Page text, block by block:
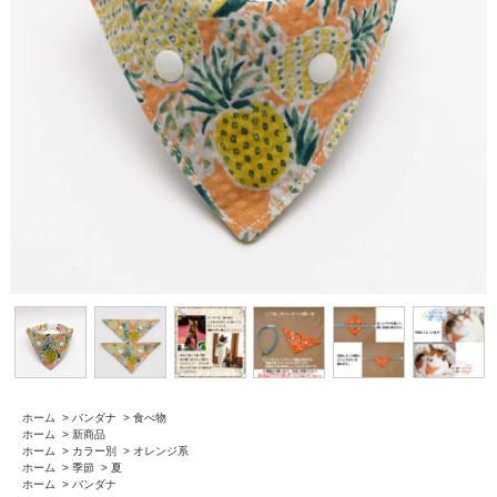
ホーム > バンダナ > 食べ物
ホーム
> 新商品
ホーム
> カラー別 > オレンジ系
ホーム
> 季節 > 夏
ホーム
> バンダナ